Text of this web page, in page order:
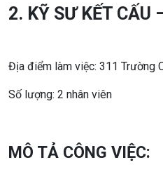
2. KỸ SƯ KẾT CẤU
Địa điểm làm việc: 311 Trường
Số lượng: 2 nhân viên
MÔ TẢ CÔNG VIỆC: